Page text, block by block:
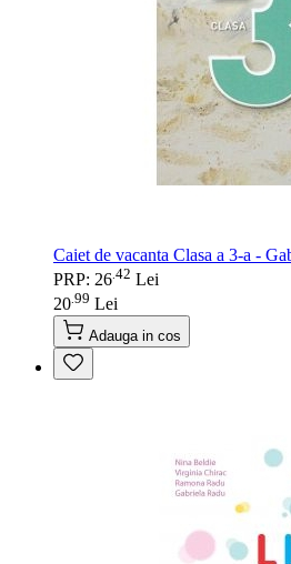
Caiet de vacanta Clasa a 3-a -
PRP: 26 42 Lei
20.99 Lei
Adauga in cos